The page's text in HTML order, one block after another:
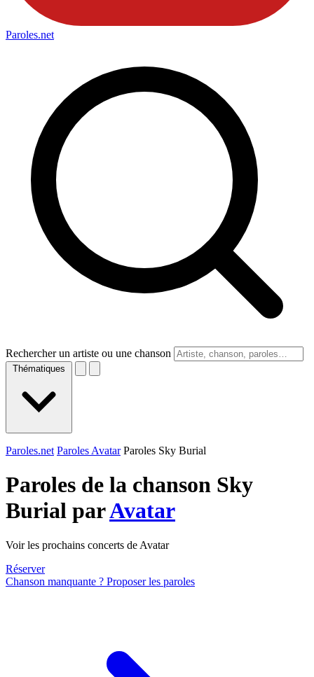
Paroles.net
Rechercher un artiste ou une chanson
Thématiques
Paroles.net Paroles Avatar Paroles Sky Burial
Paroles de la chanson Sky
Burial parAvatar
Voir les prochains concerts de Avatar
Réserver
Chanson manquante ? Proposer les paroles